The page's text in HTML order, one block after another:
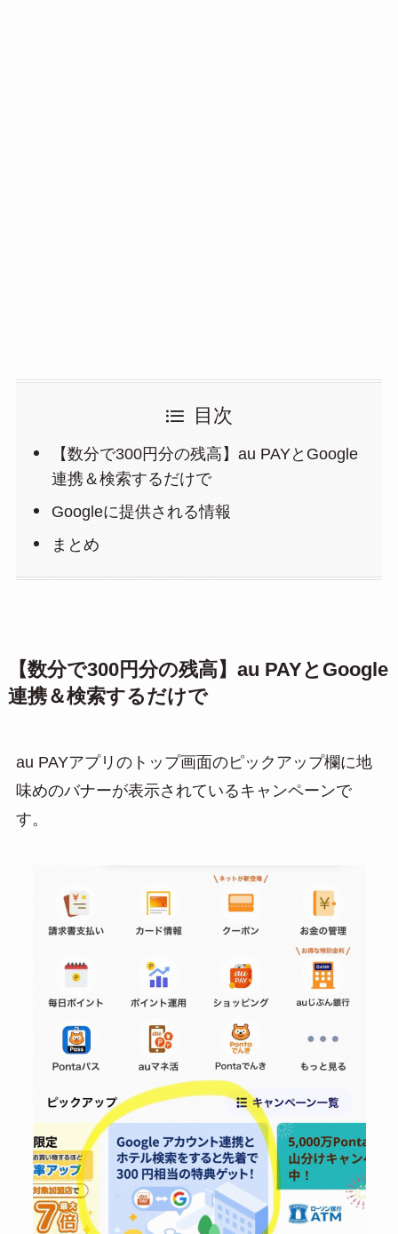
目次
【数分で300円分の残高】au PAYとGoogle
連携＆検索するだけで
Googleに提供される情報
まとめ
【数分で300円分の残高】au PAYとGoogle
連携＆検索するだけで
au PAYアプリのトップ画面のピックアップ欄に地
味めのバナーが表示されているキャンペーンで
す。